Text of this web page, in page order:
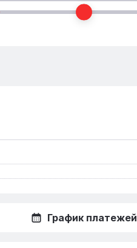
График платежей